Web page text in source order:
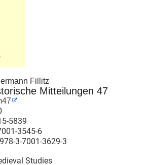
Fillitz
Mitteilungen 47
5839
3545-6
978-3-7001-3629-3
Studies